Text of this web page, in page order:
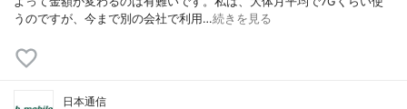
うのですが、今まで別の会社で利用…続きを見る
日本通信